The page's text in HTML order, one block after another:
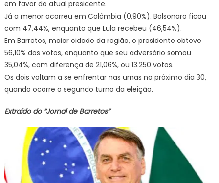
em favor do atual presidente.
Já a menor ocorreu em Colômbia (0,90%). Bolsonaro ficou
com 47,44%, enquanto que Lula recebeu (46,54%).
Em Barretos, maior cidade da região, o presidente obteve
56,10% dos votos, enquanto que seu adversário somou
35,04%, com diferença de 21,06%, ou 13.250 votos.
Os dois voltam a se enfrentar nas urnas no próximo dia 30,
quando ocorre o segundo turno da eleição.
Extraído do “Jornal de Barretos”